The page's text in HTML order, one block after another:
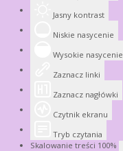
Jasny kontrast
Niskie nasycenie
Wysokie nasycenie
Zaznacz linki
Zaznacz nagłówki
Czytnik ekranu
Tryb czytania
Skalowanie treści 100%